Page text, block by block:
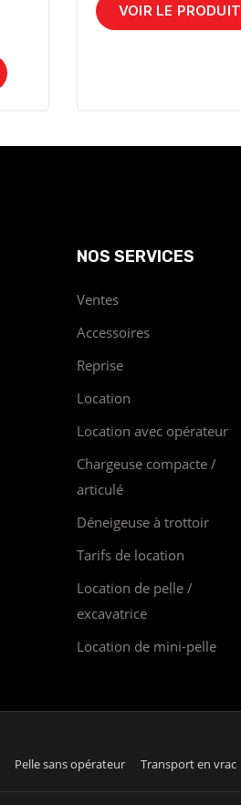
VOIR LE PRODUIT
NOS SERVICES
Ventes
Accessoires
Reprise
Location
Location avec opérateur
Chargeuse compacte /
articulé
Déneigeuse à trottoir
Tarifs de location
Location de pelle /
excavatrice
Location de mini-pelle
Pelle sans opérateur Transport en vrac